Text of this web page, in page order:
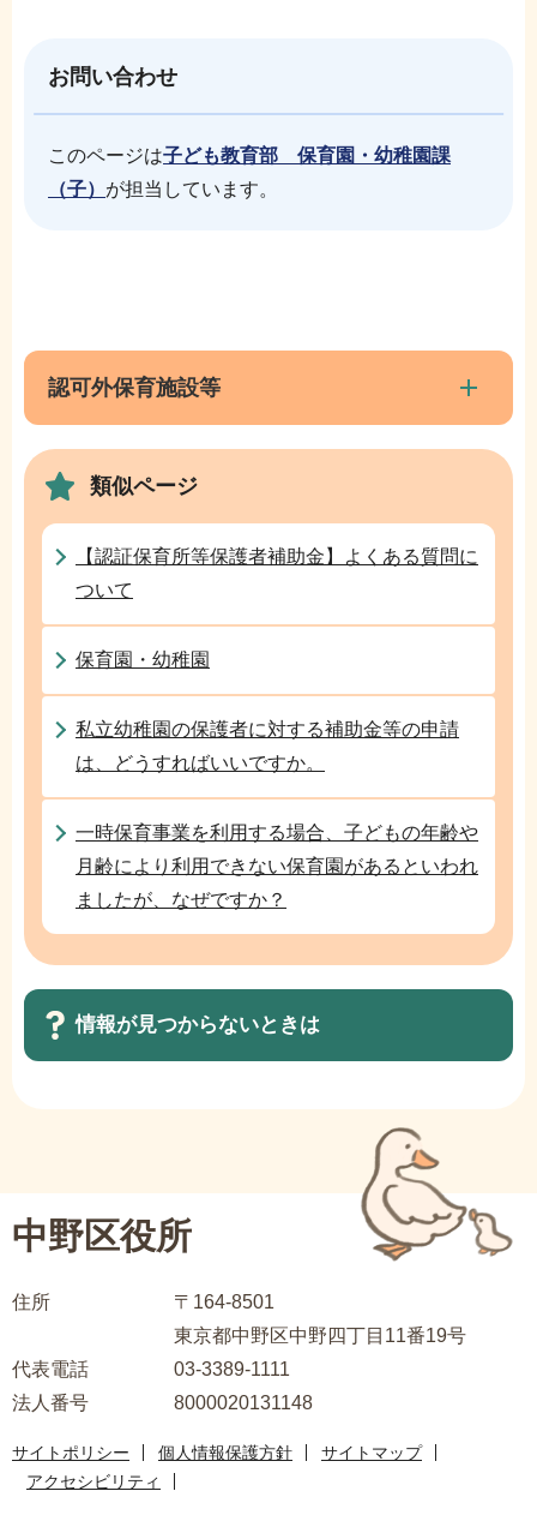
お問い合わせ
このページは子ども教育部 保育園・幼稚園課
（子） が担当しています。
こ
ま
で
ブ
ビ
認可外保育施設等
類似ページ
【認証保育所等保護者補助金】よくある質問に
ついて
保育園・幼稚園
私立幼稚園の保護者に対する補助金等の申請
は、どうすればいいですか。
一時保育事業を利用する場合、子どもの年齢や
月齢により利用できない保育園があるといわれ
ましたが、なぜですか？
情報が見つからないときは
ゲ
シ
ン
こ
ま
中野区役所
住所
〒164-8501
東京都中野区中野四丁目11番19号
代表電話
03-3389-1111
法人番号
8000020131148
サイトポリシー 個人情報保護方針
サイトマップ
アクセシビリティ